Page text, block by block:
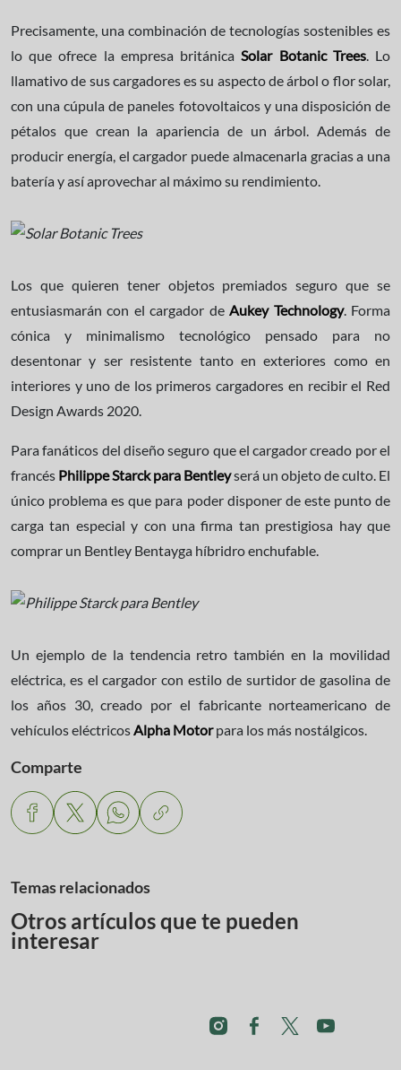
Precisamente, una combinación de tecnologías sostenibles es
lo que ofrece la empresa británicaSolar Botanic Trees. Lo
llamativo de sus cargadores es su aspecto de árbol o flor solar,
con una cúpula de paneles fotovoltaicos y una disposición de
pétalos que crean la apariencia de un árbol. Además de
producir energía, el cargador puede almacenarla gracias a una
batería y así aprovechar al máximo su rendimiento.
Los que quieren tener objetos premiados seguro que se
entusiasmarán con el cargador deAukey Technology. Forma
cónica y minimalismo tecnológico pensado para no
desentonar y ser resistente tanto en exteriores como en
interiores y uno de los primeros cargadores en recibir el Red
Design Awards 2020.
Para fanáticos del diseño seguro que el cargador creado por el
francés Philippe Starck para Bentleyserá un objeto de culto. El
único problema es que para poder disponer de este punto de
carga tan especial y con una firma tan prestigiosa hay que
comprar un Bentley Bentayga híbridro enchufable.
Un ejemplo de la tendencia retro también en la movilidad
eléctrica, es el cargador con estilo de surtidor de gasolina de
los años 30, creado por el fabricante norteamericano de
vehículos eléctricosAlpha Motorpara los más nostálgicos.
Comparte
Temas relacionados
Otros artículos que te pueden
interesar